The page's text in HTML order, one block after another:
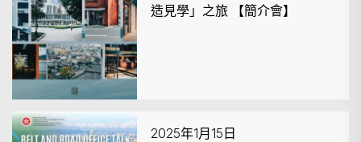
造見學」之旅 【簡介會】
2025年1月15日